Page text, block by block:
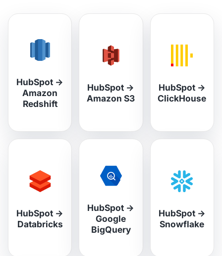
HubSpot →
Amazon
Redshift
HubSpot →
Amazon S3
HubSpot→
ClickHouse
HubSpot →
Databricks
HubSpot →
Google
BigQuery
HubSpot→
Snowflake